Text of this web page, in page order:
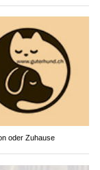
oder Zuhause